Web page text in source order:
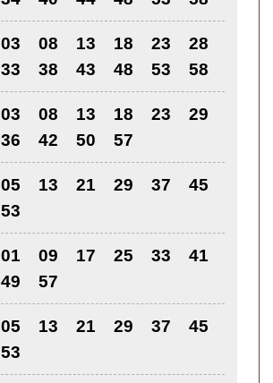
03 08 13 18 23
28
33
38 43 48 53 58
03 08 13 18 23
29
36
42 50 57
05 13 21 29 37
45
53
01 09 17 25 33
41
49
57
05 13 21 29 37
45
53